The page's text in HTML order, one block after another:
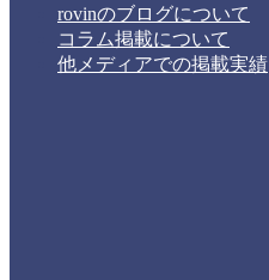
rovinのブログについて
コラム掲載について
他メディアでの掲載実績